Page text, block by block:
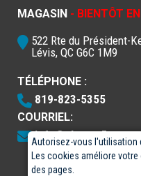
Autorisez-vous l'utilisation
Les cookies améliore
des pages.
MAGASIN - BIENTÔT
522 Rte du Président-
Lévis, QC G6C 1M9
TÉLÉPHONE :
819-823-5355
COURRIEL:
info@electro5.com